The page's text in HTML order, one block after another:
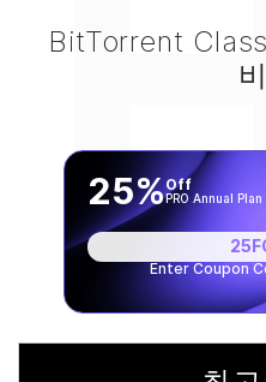
BitTorrent
Enter Coupon
25%Off
PRO Annual Plan